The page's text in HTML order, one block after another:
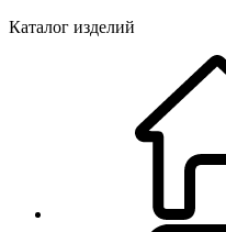
Каталог изделий